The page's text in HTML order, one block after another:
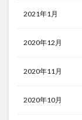
2021年1月
2020年12月
2020年11月
2020年10月